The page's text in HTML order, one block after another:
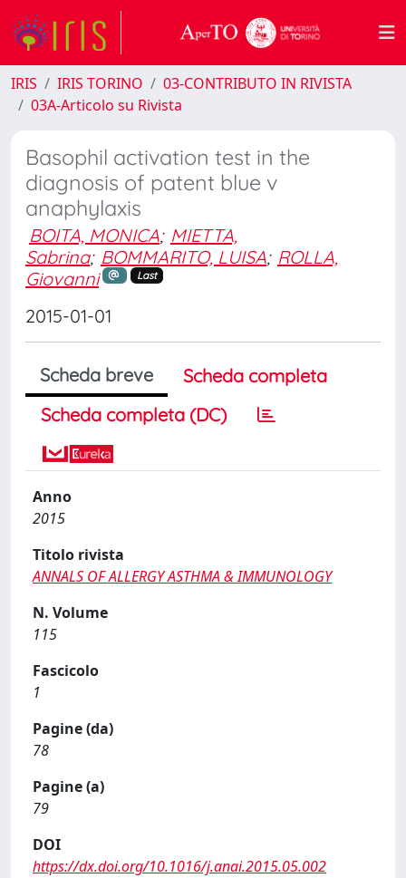
IRIS IRIS TORINO
03-CONTRIBUTO IN RIVISTA
03A-Articolo su Rivista
Basophil activation test in the
diagnosis of patent blue v
anaphylaxis
BOITA, MONICA; MIETTA,
Sabrina; BOMMARITO, LUISA; ROLLA,
Giovanni
Last
2015-01-01
Scheda breve
Scheda completa
Scheda completa (DC)
Anno
2015
Titolo rivista
ANNALS OF ALLERGY ASTHMA & IMMUNOLOGY
N. Volume
115
Fascicolo
1
Pagine (da)
78
Pagine (a)
79
DOI
https://dx.doi.org/10.1016/j.anai.2015.05.002